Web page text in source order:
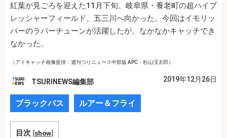
紅葉が見ごろを迎えた11月下旬、岐阜県・養老町の超ハイプ
レッシャーフィールド、五三川へ向かった。今回はイモリッ
パーのラバーチューンが活躍したが、なかなかキャッチでき
なかった。
（アイキャッチ画像提供：週刊つりニュース中部版 APC・杉山渓太郎）
TSURINEWS編集部 2019年12月26日
ブラックバス ルアー＆フライ
目次 [show]